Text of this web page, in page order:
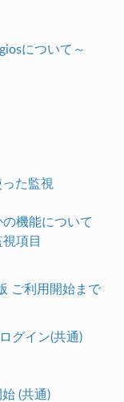
について～
た監視
機能について
項目
ご利用開始まで
グイン(共通)
(共通)